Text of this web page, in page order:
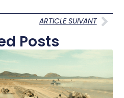
ARTICLE SUIVANT
Posts